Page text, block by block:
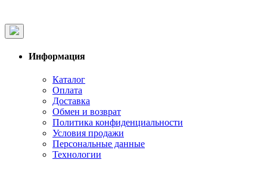
Информация
Каталог
Оплата
Доставка
Обмен и возврат
Политика конфиденциальности
Условия продажи
Персональные данные
Технологии